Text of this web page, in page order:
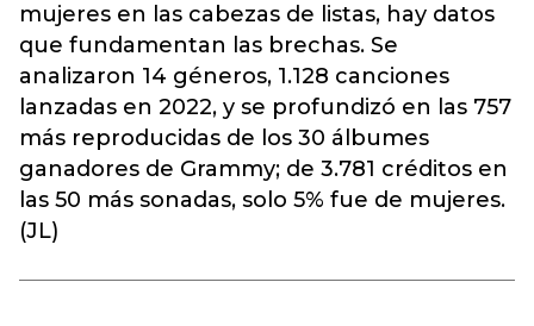
mujeres en las cabezas de listas, hay datos
que fundamentan las brechas. Se
analizaron 14 géneros, 1.128 canciones
lanzadas en 2022, y se profundizó en las 757
más reproducidas de los 30 álbumes
ganadores de Grammy; de 3.781 créditos en
las 50 más sonadas, solo 5% fue de mujeres.
(JL)